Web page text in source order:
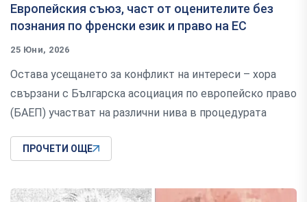
Европейския съюз, част от оценителите без
познания по френски език и право на ЕС
25 Юни, 2026
Остава усещането за конфликт на интереси – хора
свързани с Българска асоциация по европейско право
(БАЕП) участват на различни нива в процедурата
ПРОЧЕТИ ОЩЕ